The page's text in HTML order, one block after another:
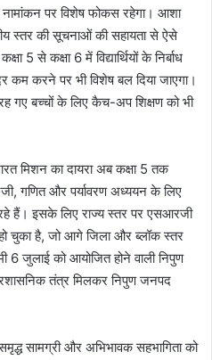
नामांकन पर विशेष फोकस रहेगा। आशा
स्तर की सूचनाओं की सहायता से ऐसे
5 से कक्षा 6 में विद्यार्थियों के निर्बाध
करने पर भी विशेष बल दिया जाएगा।
गए बच्चों के लिए कैच-अप शिक्षण को भी
मिशन का दायरा अब कक्षा 5 तक
गणित और पर्यावरण अध्ययन के लिए
रहे हैं। इसके लिए राज्य स्तर पर एसआरजी
चुका है, जो आगे जिला और ब्लॉक स्तर
6 जुलाई को आयोजित होने वाली निपुण
तंत्र मिलकर निपुण जनपद
सामग्री और अभिभावक सहभागिता को